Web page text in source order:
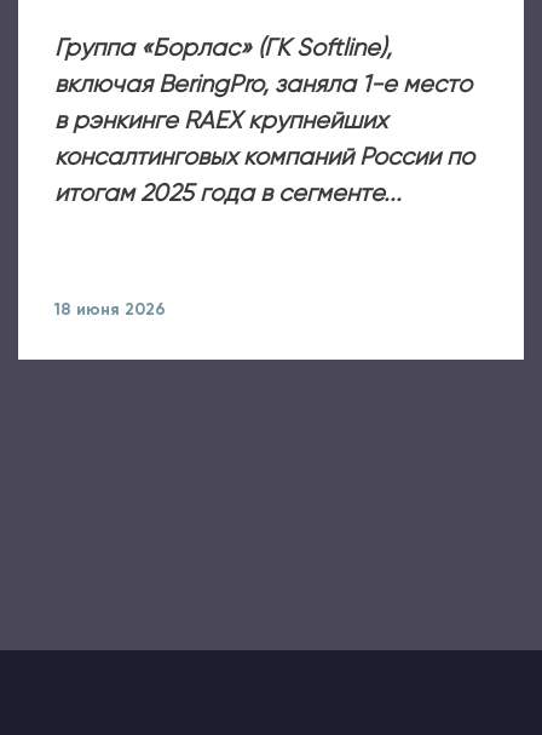
Группа «Борлас» (ГК Softline),
включая BeringPro, заняла 1-е место
в рэнкинге RAEX крупнейших
консалтинговых компаний России по
итогам 2025 года в сегменте...
18 июня 2026